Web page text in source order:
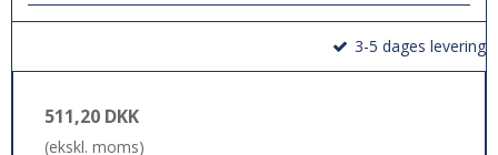
3-5 dages levering
511,20 DKK
(ekskl. moms)